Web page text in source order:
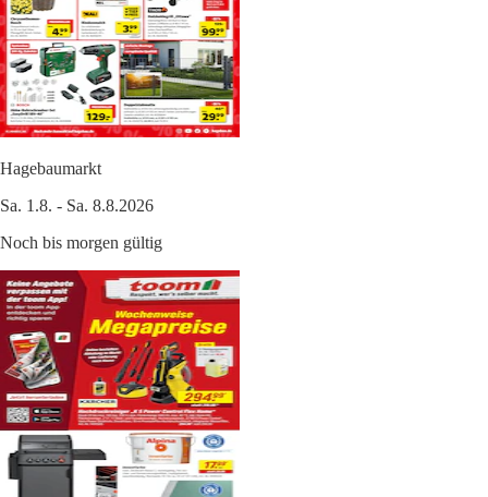
Hagebaumarkt
Sa. 1.8. - Sa. 8.8.2026
Noch bis morgen gültig